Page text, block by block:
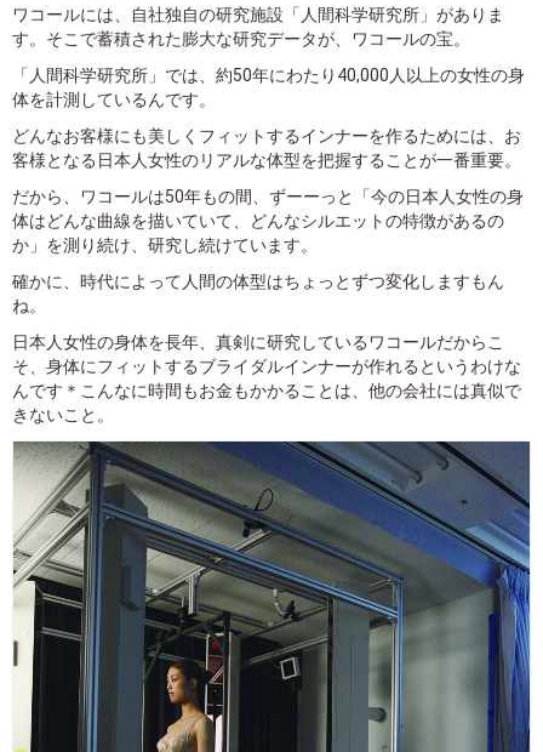
ワコールには、自社独自の研究施設「人間科学研究所」がありま
す。そこで蓄積された膨大な研究データが、ワコールの宝。
「人間科学研究所」では、約50年にわたり40,000人以上の女性の身
体を計測しているんです。
どんなお客様にも美しくフィットするインナーを作るためには、お
客様となる日本人女性のリアルな体型を把握することが一番重要。
だから、ワコールは50年もの間、ずーーっと「今の日本人女性の身
体はどんな曲線を描いていて、どんなシルエットの特徴があるの
か」を測り続け、研究し続けています。
確かに、時代によって人間の体型はちょっとずつ変化しますもん
ね。
日本人女性の身体を長年、真剣に研究しているワコールだからこ
そ、身体にフィットするブライダルインナーが作れるというわけな
んです＊こんなに時間もお金もかかることは、他の会社には真似で
きないこと。